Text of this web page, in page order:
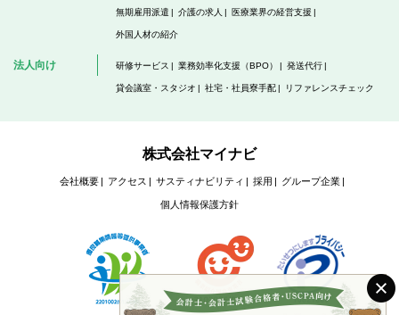
無期雇用派遣 介護の求人 医療業界の経営支援
外国人材の紹介
法人向け 研修サービス 業務効率化支援（BPO） 発送代行
貸会議室・スタジオ 社宅・社員寮手配 リファレンスチェック
株式会社マイナビ
会社概要 アクセス サスティナビリティ 採用 グループ企業
個人情報保護方針